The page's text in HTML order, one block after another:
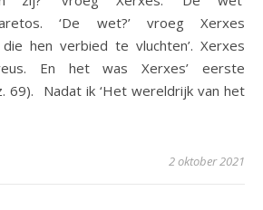
‘De wet?’ vroeg Xerxes
hen verbied te vluchten’. Xerxes
En het was Xerxes’ eerste
69). Nadat ik ‘Het wereldrijk van het
2 oktober 2021